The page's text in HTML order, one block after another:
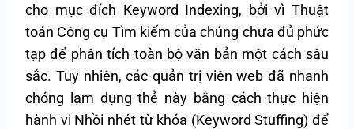
cho mục đích Keyword Indexing, bởi vì Thuật
toán Công cụ Tìm kiếm của chúng chưa đủ phức
tạp để phân tích toàn bộ văn bản một cách sâu
sắc. Tuy nhiên, các quản trị viên web đã nhanh
chóng lạm dụng thẻ này bằng cách thực hiện
hành vi Nhồi nhét từ khóa (Keyword Stuffing) để